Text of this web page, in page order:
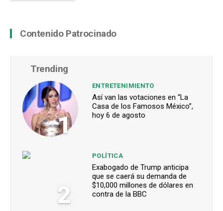
Contenido Patrocinado
Trending
1
ENTRETENIMIENTO
Así van las votaciones en “La
Casa de los Famosos México”,
hoy 6 de agosto
2
POLÍTICA
Exabogado de Trump anticipa
que se caerá su demanda de
$10,000 millones de dólares en
contra de la BBC